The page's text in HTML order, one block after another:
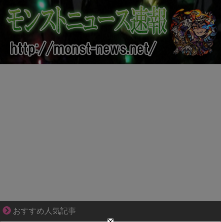
おすすめ人気記事
【マンガ】バラシ屋トシヤの漫画セレクション